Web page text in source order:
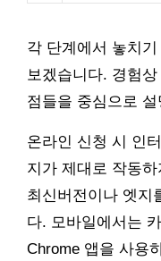
각 단계에서 놓치
보겠습니다. 경험
점들을 중심으로
온라인 신청 시 인
지가 제대로 작동
최신버전이나 엣지
다. 모바일에서는
Chrome 앱을 사용